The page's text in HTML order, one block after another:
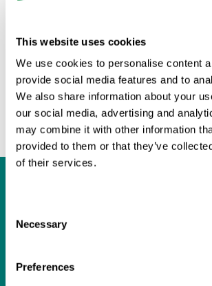
This website uses cookies
We use cookies to personalise content
provide social media features and to
We also share information about your
our social media, advertising and
may combine it with other information
provided to them or that they’ve
of their services.
Selection
Necessary
Preferences
zorgen niet minder dan 5 GOLD
luchtbehandelingskasten voor een
binnenklimaat voor personeel en
trainingen en seminars.
gebouw zijn uitgerust
inregelplenums voor